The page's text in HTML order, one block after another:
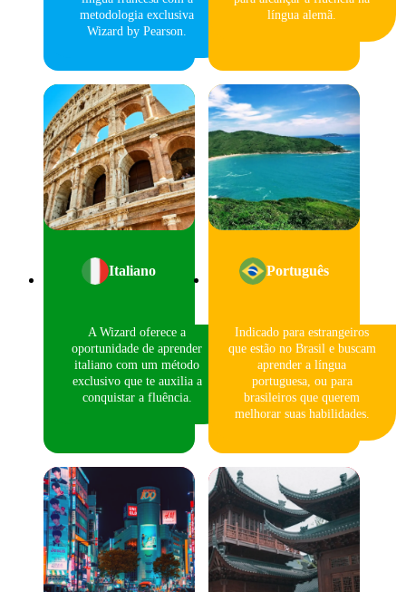
metodologia exclusiva
Wizard by Pearson.
língua alemã.
Italiano
A Wizard oferece a
oportunidade de aprender
italiano com um método
exclusivo que te auxilia a
conquistar a fluência.
Português
Indicado para estrangeiros
que estão no Brasil e buscam
aprender a língua
portuguesa, ou para
brasileiros que querem
melhorar suas habilidades.